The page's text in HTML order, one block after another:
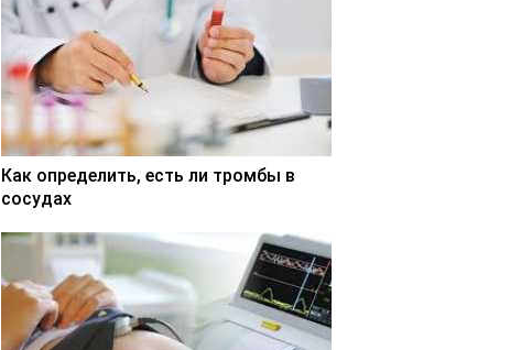
Как определить, есть ли тромбы в
сосудах